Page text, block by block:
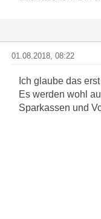
01.08.2018, 08:22
Ich glaube das
Es werden wohl
Sparkassen und